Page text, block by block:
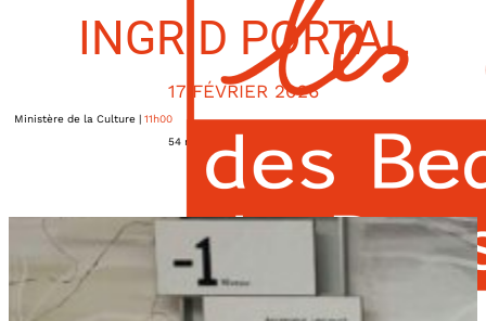
INGRID PORTAL
17 FÉVRIER 2026
Ministère de la Culture
11h00
54 rue des Francs Bourgeois
Paris
75004